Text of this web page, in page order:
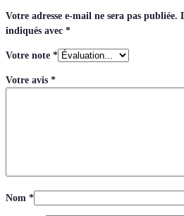
Votre adresse e-mail ne sera pas publiée.
indiqués avec *
Votre note *
Votre avis *
Nom *